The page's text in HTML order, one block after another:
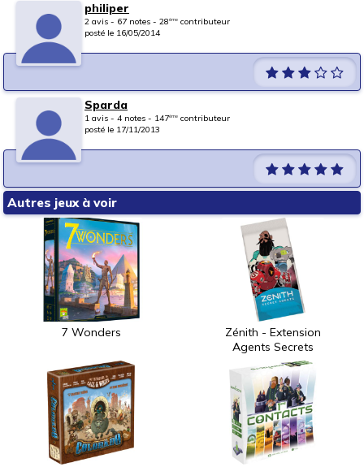
philiper
2 avis - 67 notes - 28ème contributeur
posté le 16/05/2014
Sparda
1 avis - 4 notes - 147ème contributeur
posté le 17/11/2013
Autres jeux à voir
7 Wonders
Zénith - Extension
Agents Secrets